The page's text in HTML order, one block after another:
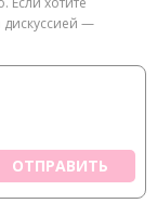
дискуссией —
ОТПРАВИТЬ